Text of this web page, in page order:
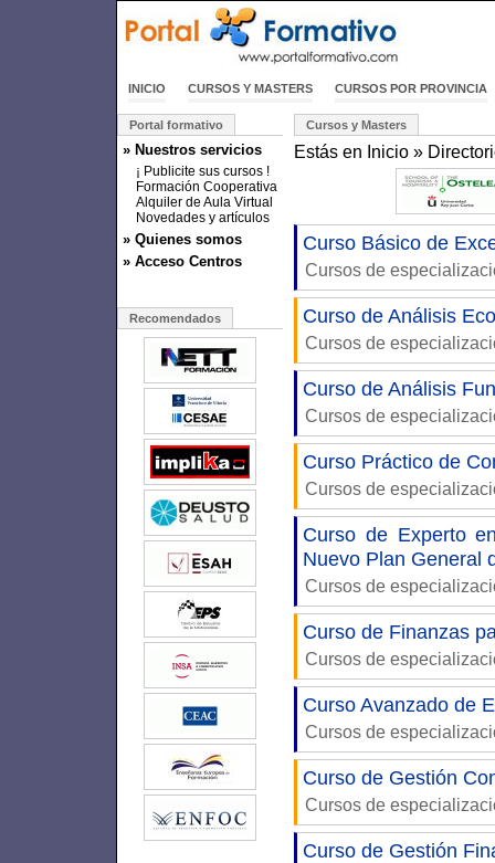
INICIO CURSOS Y MASTERS CURSOS POR PROVINCIA
Portal formativo
» Nuestros servicios
¡ Publicite sus cursos !
Formación Cooperativa
Alquiler de Aula Virtual
Novedades y artículos
» Quienes somos
» Acceso Centros
Recomendados
Cursos y Masters
Estás en Inicio »
Curso Básico de
Cursos de
Curso de Análisis
Cursos de
Curso de Análisis
Cursos de
Curso Práctico de
Cursos de
Curso de Experto
Nuevo Plan General
Cursos de
Curso de Finanzas
Cursos de
Curso Avanzado de
Cursos de
Curso de Gestión
Cursos de
Curso de Gestión